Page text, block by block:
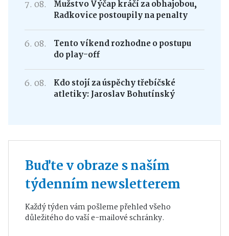
7. 08.
Mužstvo Výčap kráčí za obhajobou,
Radkovice postoupily na penalty
6. 08.
Tento víkend rozhodne o postupu
do play-off
6. 08.
Kdo stojí za úspěchy třebíčské
atletiky: Jaroslav Bohutínský
Buďte v obraze s naším
týdenním newsletterem
Každý týden vám pošleme přehled všeho
důležitého do vaší e-mailové schránky.